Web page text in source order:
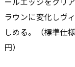
ラウンに変化しヴ
しめる。（標準仕
円）